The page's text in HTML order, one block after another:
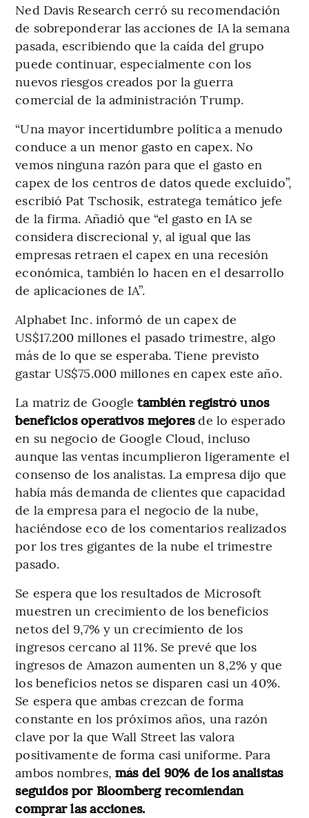
Ned Davis Research cerró su recomendación
de sobreponderar las acciones de IA la semana
pasada, escribiendo que la caída del grupo
puede continuar, especialmente con los
nuevos riesgos creados por la guerra
comercial de la administración Trump.
“Una mayor incertidumbre política a menudo
conduce a un menor gasto en capex. No
vemos ninguna razón para que el gasto en
capex de los centros de datos quede excluido”,
escribió Pat Tschosik, estratega temático jefe
de la firma. Añadió que “el gasto en IA se
considera discrecional y, al igual que las
empresas retraen el capex en una recesión
económica, también lo hacen en el desarrollo
de aplicaciones de IA”.
Alphabet Inc. informó de un capex de
US$17.200 millones el pasado trimestre, algo
más de lo que se esperaba. Tiene previsto
gastar US$75.000 millones en capex este año.
La matriz de Googletambién registró unos
beneficios operativos mejoresde lo esperado
en su negocio de Google Cloud, incluso
aunque las ventas incumplieron ligeramente el
consenso de los analistas. La empresa dijo que
había más demanda de clientes que capacidad
de la empresa para el negocio de la nube,
haciéndose eco de los comentarios realizados
por los tres gigantes de la nube el trimestre
pasado.
Se espera que los resultados de Microsoft
muestren un crecimiento de los beneficios
netos del 9,7% y un crecimiento de los
ingresos cercano al 11%. Se prevé que los
ingresos de Amazon aumenten un 8,2% y que
los beneficios netos se disparen casi un 40%.
Se espera que ambas crezcan de forma
constante en los próximos años, una razón
clave por la que Wall Street las valora
positivamente de forma casi uniforme. Para
ambos nombres, más del 90% de los analistas
seguidos por Bloomberg recomiendan
comprar las acciones.